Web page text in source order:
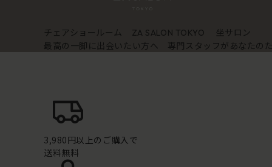
チェアショールーム ZA SALON TOKYO
坐サロン
最高の一脚に出会いたい方へ 専門スタッフがあなたの
3,980円以上のご購入で
送料無料